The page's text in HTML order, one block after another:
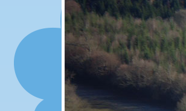
parking
chaumière